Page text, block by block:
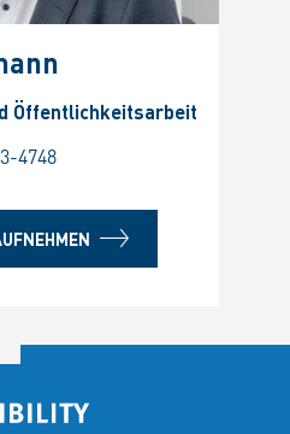
Öffentlichkeitsarbeit
4748